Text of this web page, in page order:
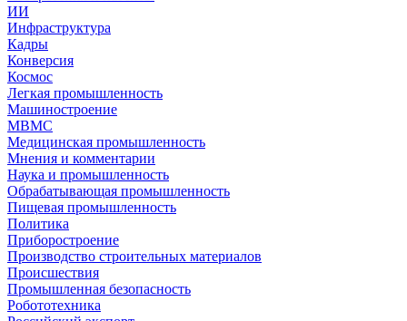
ИИ
Инфраструктура
Кадры
Конверсия
Космос
Легкая промышленность
Машиностроение
МВМС
Медицинская промышленность
Мнения и комментарии
Наука и промышленность
Обрабатывающая промышленность
Пищевая промышленность
Политика
Приборостроение
Производство строительных материалов
Происшествия
Промышленная безопасность
Робототехника